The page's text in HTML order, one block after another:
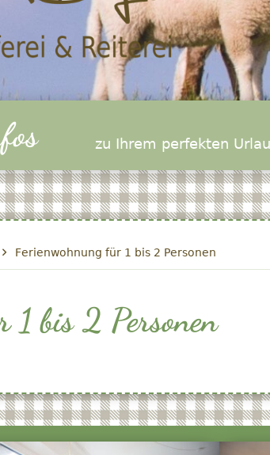
zum
glücklichsein
zu Ihrem perfekten
Ferienwohnung für 1 bis 2 Personen
1 bis 2 Personen